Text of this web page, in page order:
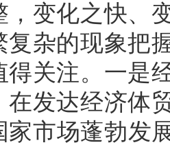
，变化之快、
复杂的现象把
得关注。一是
在发达经济体
家市场蓬勃发